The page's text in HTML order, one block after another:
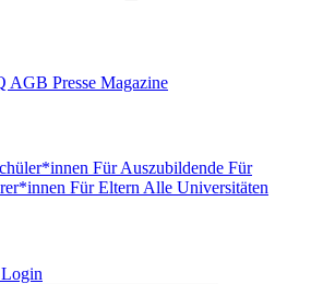
AGB Presse Magazine
Für Auszubildende Für
Für Eltern Alle Universitäten